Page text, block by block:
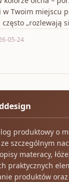
w Twoim miejscu
„rozlewają
05-24
produktowy o
szczególnym
materacy,
praktycznych
produktów